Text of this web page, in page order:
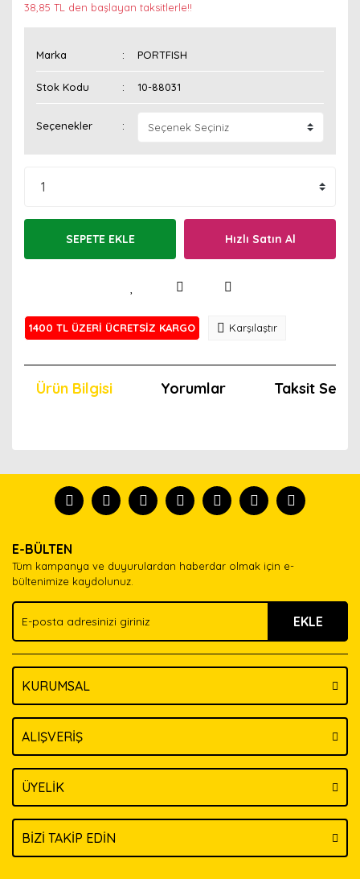
38,85 TL den başlayan taksitlerle!!
Marka PORTFISH
Stok Kodu 10-88031
Seçenekler
SEPETE EKLE Hızlı Satın Al
1400 TL ÜZERİ ÜCRETSİZ KARGO Karşılaştır
Ürün Bilgisi Yorumlar Taksit
tanısın.
formunu kullanarak tarafımıza iletebilirsiniz.
Görüş ve önerileriniz için teşekkür ederiz.
Ürün açıklamasında eksik bilgiler bulunuyor.
Ürün bilgilerinde hatalar bulunuyor.
Ürün fiyatı diğer sitelerden daha pahalı.
Bu ürüne benzer farklı alternatifler olmalı.
E-BÜLTEN
Tüm kampanya ve duyurulardan haberdar olmak için e-
bültenimize kaydolunuz.
EKLE
KURUMSAL
ALIŞVERİŞ
ÜYELİK
BİZİ TAKİP EDİN